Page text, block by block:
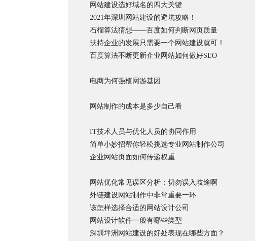
网站建设选好域名的四大关键
2021年深圳网站建设的避坑攻略！
石榴算法猜想——百度如何判断网页质量
扶持企业的发展只需要一个网站建设就可！
百度算法不断更新企业网站如何做好SEO
电商为何强植网游基因
网站制作的成本是多少自己看
IT技术人员与优化人员的协同作用
简单小妙招帮你轻松挑选专业网站制作公司
企业网站页面如何传递权重
网站优化常见误区分析：切勿误入歧途啊
外链建设网站制作中非常重要一环
该怎样选择合适的网站设计公司
网站设计软件一般有哪些类型
深圳坪洲网站建设的好处表现在哪些方面？